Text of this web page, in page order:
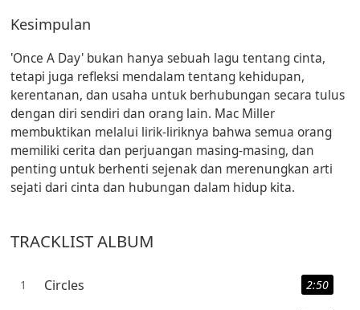
Kesimpulan
'Once A Day' bukan hanya sebuah lagu tentang cinta,
tetapi juga refleksi mendalam tentang kehidupan,
kerentanan, dan usaha untuk berhubungan secara tulus
dengan diri sendiri dan orang lain. Mac Miller
membuktikan melalui lirik-liriknya bahwa semua orang
memiliki cerita dan perjuangan masing-masing, dan
penting untuk berhenti sejenak dan merenungkan arti
sejati dari cinta dan hubungan dalam hidup kita.
TRACKLIST ALBUM
1 Circles 2:50